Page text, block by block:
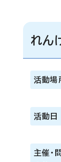
れん
活動場
活動日
主催・